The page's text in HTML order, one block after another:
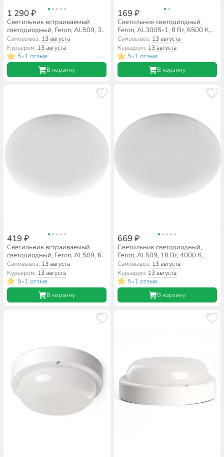
1 290 ₽
Светильник встраиваемый
светодиодный, Feron, AL509, 34
Вт, 4000 К, 3400 Лм, IP20,
22.5х22.5х2 см, белый свет,
41567
Самовывоз: 13 августа
Курьером: 13 августа
5•1 отзыв
В корзину
169 ₽
Светильник светодиодный,
Feron, AL3005-1, 8 Вт, 6500 К,
640 Лм, IP65, 16х9х3.5 см,
дневной свет, пластиковый
корпус, 41317
Самовывоз: 13 августа
Курьером: 13 августа
5•1 отзыв
В корзину
419 ₽
Светильник встраиваемый
светодиодный, Feron, AL509, 6
Вт, 6400 К, 600 Лм, IP20,
8.5х8.5х2 см, дневной свет,
41211
Самовывоз: 13 августа
Курьером: 13 августа
5•1 отзыв
В корзину
669 ₽
Светильник светодиодный,
Feron, AL509, 18 Вт, 4000 К,
1800 Лм, IP20, 17х17х2 см,
41209
Самовывоз: 13 августа
Курьером: 13 августа
5•1 отзыв
В корзину